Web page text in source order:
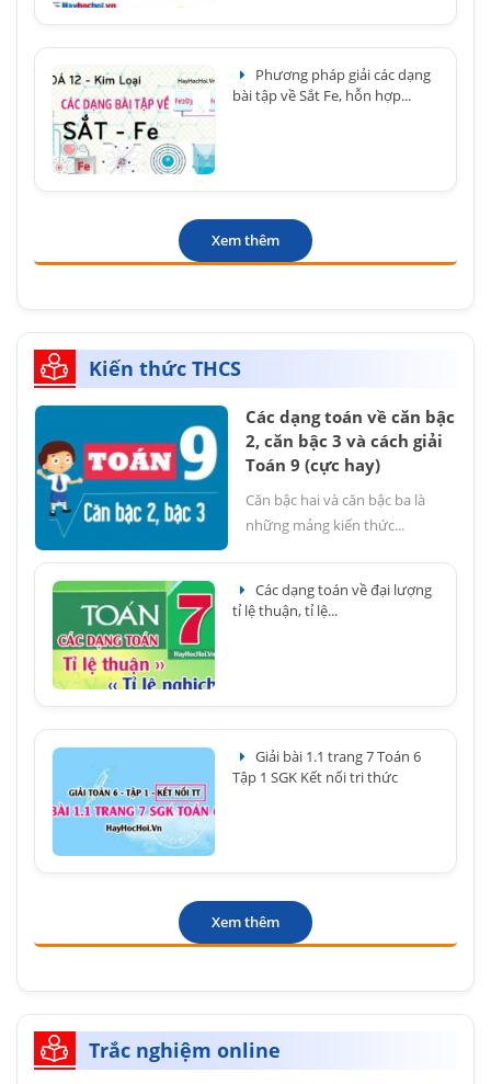
Phương pháp giải các dạng
bài tập về Sắt Fe, hỗn hợp...
Xem thêm
Kiến thức THCS
Các dạng toán về căn bậc
2, căn bậc 3 và cách giải
Toán 9 (cực hay)
Căn bậc hai và căn bậc ba là
những mảng kiến thức...
Các dạng toán về đại lượng
tỉ lệ thuận, tỉ lệ...
Giải bài 1.1 trang 7 Toán 6
Tập 1 SGK Kết nối tri thức
Xem thêm
Trắc nghiệm online